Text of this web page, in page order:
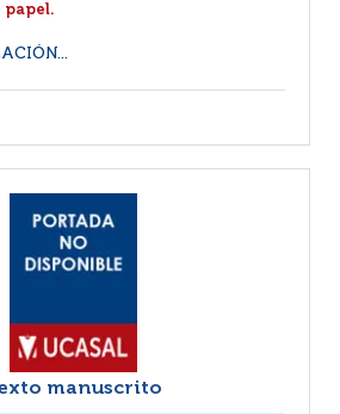
papel.
manuscrito